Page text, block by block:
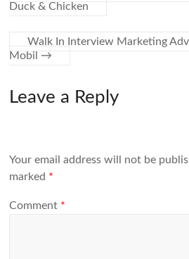
Duck & Chicken
Walk In Interview Marketing
Mobil →
Leave a Reply
Your email address will not be
marked *
Comment *